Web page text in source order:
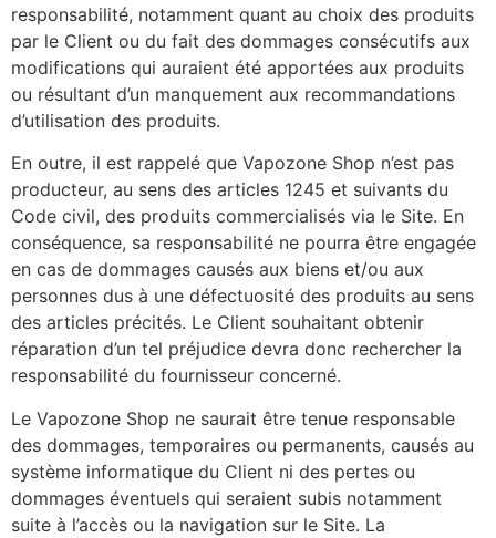
responsabilité, notamment quant au choix des produits
par le Client ou du fait des dommages consécutifs aux
modifications qui auraient été apportées aux produits
ou résultant d’un manquement aux recommandations
d’utilisation des produits.
En outre, il est rappelé que Vapozone Shop n’est pas
producteur, au sens des articles 1245 et suivants du
Code civil, des produits commercialisés via le Site. En
conséquence, sa responsabilité ne pourra être engagée
en cas de dommages causés aux biens et/ou aux
personnes dus à une défectuosité des produits au sens
des articles précités. Le Client souhaitant obtenir
réparation d’un tel préjudice devra donc rechercher la
responsabilité du fournisseur concerné.
Le Vapozone Shop ne saurait être tenue responsable
des dommages, temporaires ou permanents, causés au
système informatique du Client ni des pertes ou
dommages éventuels qui seraient subis notamment
suite à l’accès ou la navigation sur le Site. La